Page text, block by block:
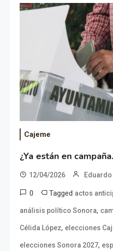
Cajeme
¿Ya están en
12/04/2026
0 Tagged actos
análisis político Sonora,
Célida López, elecciones
elecciones Sonora 2027,